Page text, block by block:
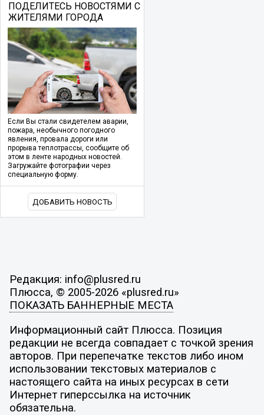
ПОДЕЛИТЕСЬ НОВОСТЯМИ С
ЖИТЕЛЯМИ ГОРОДА
Если Вы стали свидетелем аварии,
пожара, необычного погодного
явления, провала дороги или
прорыва теплотрассы, сообщите об
этом в ленте народных новостей.
Загружайте фотографии через
специальную форму.
ДОБАВИТЬ НОВОСТЬ
Редакция: info@plusred.ru
Плюсса, © 2005-2026 «plusred.ru»
ПОКАЗАТЬ БАННЕРНЫЕ МЕСТА
Информационный сайт Плюсса. Позиция
редакции не всегда совпадает с точкой зрения
авторов. При перепечатке текстов либо ином
использовании текстовых материалов с
настоящего сайта на иных ресурсах в сети
Интернет гиперссылка на источник
обязательна.